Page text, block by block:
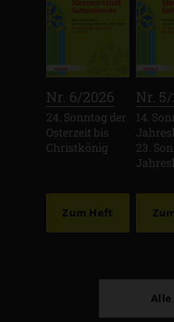
Nr. 6/2026
24. Sonntag der
Osterzeit bis
Christkönig
Zum Heft
Nr.
14.
23.